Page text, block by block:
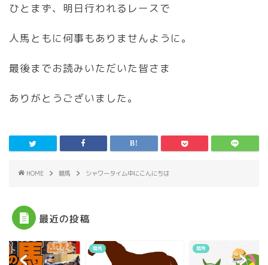
ひとまず、明日行われるレースで
人馬ともに何事もありませんように。
最後までお読みいただいた皆さま
ありがとうございました。
HOME 競馬 シャワータイム中にこんにちは
最近の投稿
競馬 競馬